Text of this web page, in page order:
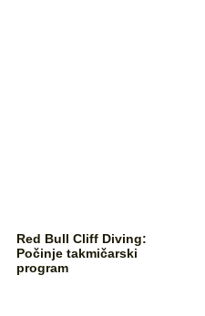
Red Bull Cliff Diving:
Počinje takmičarski
program